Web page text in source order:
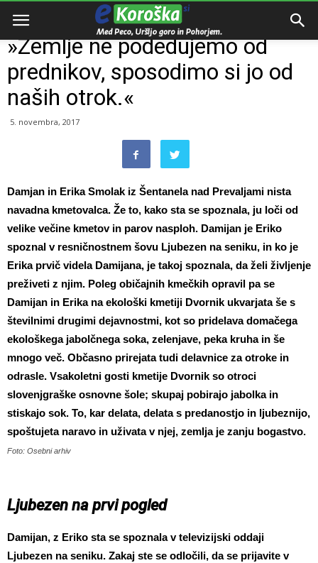
Domov
»Zemlje ne podedujemo od
prednikov, sposodimo si jo od
naših otrok.«
5. novembra, 2017
Damjan in Erika Smolak iz Šentanela nad Prevaljami nista
navadna kmetovalca. Že to, kako sta se spoznala, ju loči od
velike večine kmetov in parov nasploh. Damijan je Eriko
spoznal v resničnostnem šovu Ljubezen na seniku, in ko je
Erika prvič videla Damijana, je takoj spoznala, da želi življenje
preživeti z njim. Poleg običajnih kmečkih opravil pa se
Damijan in Erika na ekološki kmetiji Dvornik ukvarjata še s
številnimi drugimi dejavnostmi, kot so pridelava domačega
ekološkega jabolčnega soka, zelenjave, peka kruha in še
mnogo več. Občasno prirejata tudi delavnice za otroke in
odrasle. Vsakoletni gosti kmetije Dvornik so otroci
slovenjgraške osnovne šole; skupaj pobirajo jabolka in
stiskajo sok. To, kar delata, delata s predanostjo in ljubeznijo,
spoštujeta naravo in uživata v njej, zemlja je zanju bogastvo.
Foto: Osebni arhiv
Ljubezen na prvi pogled
Damijan, z Eriko sta se spoznala v televizijski oddaji
Ljubezen na seniku. Zakaj ste se odločili, da se prijavite v